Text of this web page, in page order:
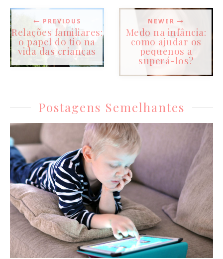
PREVIOUS
Relações familiares:
o papel do tio na
vida das crianças
NEWER
Medo na infância:
como ajudar os
pequenos a
superá-los?
Postagens Semelhantes